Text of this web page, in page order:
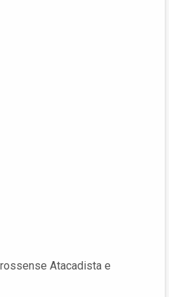
Atacadista e